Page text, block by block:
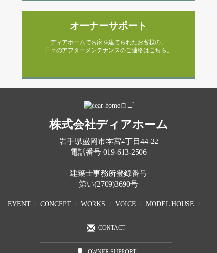
オーナーサポート
ディアホームでお家を建てられたお客様の、
日々のアフターメンテナンスのご連絡はこちら。
株式会社ディアホーム
岩手県盛岡市本宮4丁目44-22
電話番号 019-613-2506
建築士事務所登録番号
第い(2709)3690号
EVENT CONCEPT WORKS VOICE MODEL HOUSE
CONTACT
OWNER SUPPORT